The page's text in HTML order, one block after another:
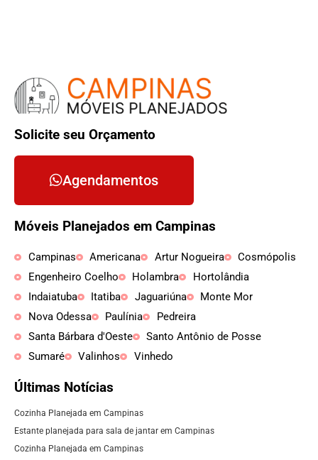
Solicite seu Orçamento
Agendamentos
Móveis Planejados em Campinas
Campinas Americana Artur Nogueira
Cosmópolis
Engenheiro Coelho
Holambra
Hortolândia
Indaiatuba
Itatiba Jaguariúna
Monte Mor
Nova Odessa
Paulínia
Pedreira
Santa Bárbara d'Oeste
Santo Antônio de Posse
Sumaré
Valinhos Vinhedo
Últimas Notícias
Cozinha Planejada em Campinas
Estante planejada para sala de jantar em Campinas
Cozinha Planejada em Campinas